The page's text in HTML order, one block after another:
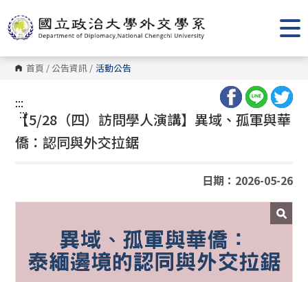
到
主
要
內
容
區 首頁 / 公告資訊 / 活動公告
:::
:::
【5/28（四）訪問學人演講】異域、孤軍與華
僑：認同與外交拉鋸
日期：2026-05-26